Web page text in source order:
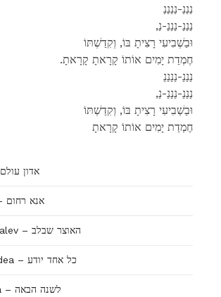
נַנַנַ-נַנַנַנַ
,נַנַנַ-נַנַנַ-נַ
וּבַשְׁבִיעִי רָצִיתָ בּוֹ, וְקִדַשְׁתּוֹ
.חֶמְדַת יָמִים אוֹתוֹ קָרָאתָ קָרָאתָ
נַנַנַ-נַנַנַנַ
,נַנַנַ-נַנַנַ-נַ
וּבַשְׁבִיעִי רָצִיתָ בּוֹ, וְקִדַשְׁתּוֹ
חֶמְדַת יָמִים אוֹתוֹ קָרָאתָ
Adon Olam – אדון עולם
Ana Rachum – אנא רחום
Haotzar Shebalev – האוצר שבלב
Kol Echad Yodea – כל אחד יודע
Leshana Haba – לשנה הבאה